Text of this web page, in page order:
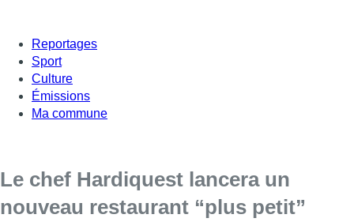
Reportages
Sport
Culture
Émissions
Ma commune
Le chef Hardiquest lancera un
nouveau restaurant “plus petit”